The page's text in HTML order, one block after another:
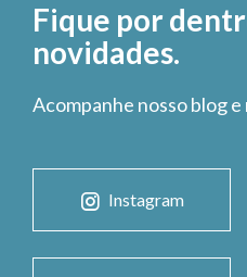
Fique por
novidades.
Acompanhe nosso blog e
Instagram